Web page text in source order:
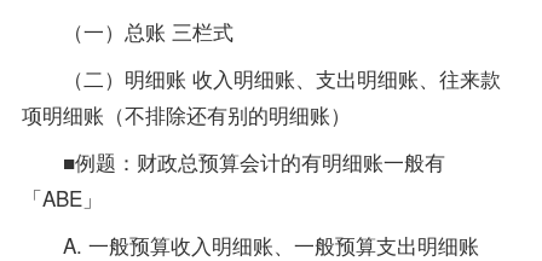
（一）总账 三栏式
（二）明细账 收入明细账、支出明细账、往来款
项明细账（不排除还有别的明细账）
■例题：财政总预算会计的有明细账一般有
「ABE」
A. 一般预算收入明细账、一般预算支出明细账